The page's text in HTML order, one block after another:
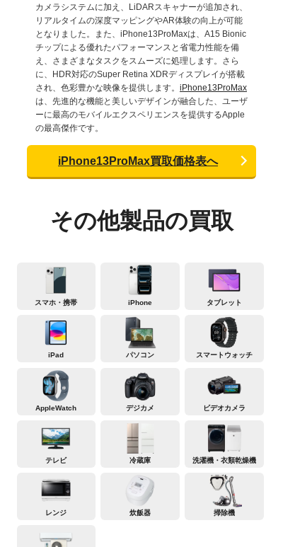
カメラシステムに加え、LiDARスキャナーが追加され、
リアルタイムの深度マッピングやAR体験の向上が可能
となりました。また、iPhone13ProMaxは、A15 Bionic
チップによる優れたパフォーマンスと省電力性能を備
え、さまざまなタスクをスムーズに処理します。さら
に、HDR対応のSuper Retina XDRディスプレイが搭載
され、色彩豊かな映像を提供します。 iPhone13ProMax
は、先進的な機能と美しいデザインが融合した、ユーザ
ーに最高のモバイルエクスペリエンスを提供するApple
の最高傑作です。
iPhone13ProMax買取価格表へ
その他製品の買取
スマホ・携帯 iPhone タブレット
iPad パソコン スマートウォッチ
AppleWatch デジカメ ビデオカメラ
テレビ 冷蔵庫 洗濯機・衣類乾燥機
レンジ 炊飯器 掃除機